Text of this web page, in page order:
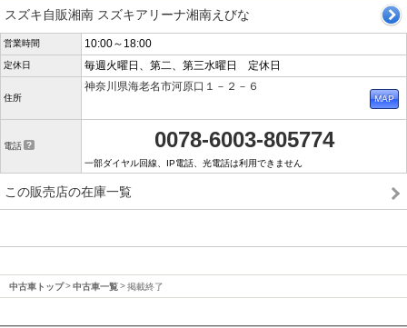
スズキ自販湘南 スズキアリーナ湘南えびな
営業時間 10:00～18:00
定休日 毎週火曜日、第二、第三水曜日 定休日
住所
神奈川県海老名市河原口１－２－６
電話 0078-6003-805774
一部ダイヤル回線、IP電話、光電話は利用できません
この販売店の在庫一覧
中古車トップ 中古車一覧 掲載終了